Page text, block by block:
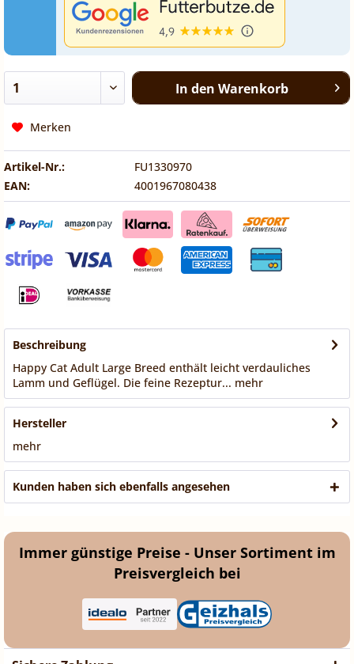
In den Warenkorb
Merken
Artikel-Nr.:
FU1330970
EAN:
4001967080438
Beschreibung
Happy Cat Adult Large Breed enthält leicht verdauliches
Lamm und Geflügel. Die feine Rezeptur... mehr
Hersteller
mehr
Kunden haben sich ebenfalls angesehen
Immer günstige Preise - Unser Sortiment im
Preisvergleich bei